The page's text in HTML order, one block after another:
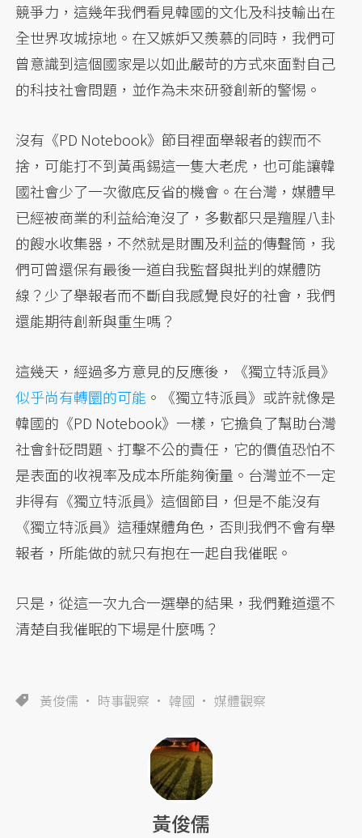
競爭力，這幾年我們看見韓國的文化及科技輸出在
全世界攻城掠地。在又嫉妒又羨慕的同時，我們可
曾意識到這個國家是以如此嚴苛的方式來面對自己
的科技社會問題，並作為未來研發創新的警惕。
沒有《PD Notebook》節目裡面舉報者的鍥而不
捨，可能打不到黃禹錫這一隻大老虎，也可能讓韓
國社會少了一次徹底反省的機會。在台灣，媒體早
已經被商業的利益給淹沒了，多數都只是羶腥八卦
的餿水收集器，不然就是財團及利益的傳聲筒，我
們可曾還保有最後一道自我監督與批判的媒體防
線？少了舉報者而不斷自我感覺良好的社會，我們
還能期待創新與重生嗎？
這幾天，經過多方意見的反應後，《獨立特派員》
似乎尚有轉圜的可能 。《獨立特派員》或許就像是
韓國的《PD Notebook》一樣，它擔負了幫助台灣
社會針砭問題、打擊不公的責任，它的價值恐怕不
是表面的收視率及成本所能夠衡量。台灣並不一定
非得有《獨立特派員》這個節目，但是不能沒有
《獨立特派員》這種媒體角色，否則我們不會有舉
報者，所能做的就只有抱在一起自我催眠。
只是，從這一次九合一選舉的結果，我們難道還不
清楚自我催眠的下場是什麼嗎？
黃俊儒 時事觀察 韓國 媒體觀察
黃俊儒